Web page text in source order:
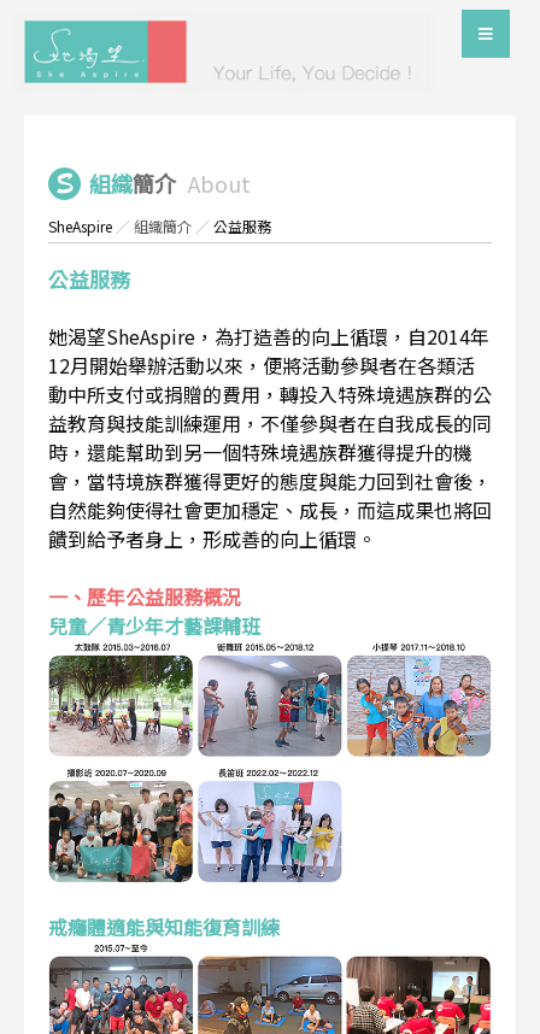
組織簡介 About
SheAspire ／組織簡介 ／公益服務
公益服務
她渴望SheAspire，為打造善的向上循環，自2014年
12月開始舉辦活動以來，便將活動參與者在各類活
動中所支付或捐贈的費用，轉投入特殊境遇族群的公
益教育與技能訓練運用，不僅參與者在自我成長的同
時，還能幫助到另一個特殊境遇族群獲得提升的機
會，當特境族群獲得更好的態度與能力回到社會後，
自然能夠使得社會更加穩定、成長，而這成果也將回
饋到給予者身上，形成善的向上循環。
一、歷年公益服務概況
兒童／青少年才藝課輔班
戒癮體適能與知能復育訓練